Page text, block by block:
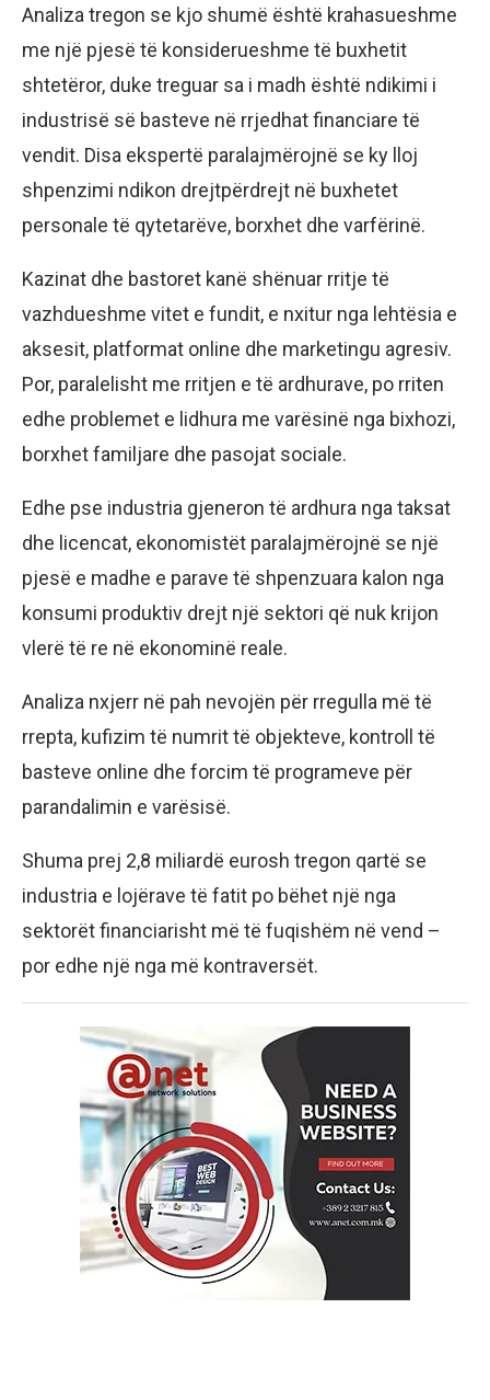
Analiza tregon se kjo shumë është krahasueshme
me një pjesë të konsiderueshme të buxhetit
shtetëror, duke treguar sa i madh është ndikimi i
industrisë së basteve në rrjedhat financiare të
vendit. Disa ekspertë paralajmërojnë se ky lloj
shpenzimi ndikon drejtpërdrejt në buxhetet
personale të qytetarëve, borxhet dhe varfërinë.
Kazinat dhe bastoret kanë shënuar rritje të
vazhdueshme vitet e fundit, e nxitur nga lehtësia e
aksesit, platformat online dhe marketingu agresiv.
Por, paralelisht me rritjen e të ardhurave, po rriten
edhe problemet e lidhura me varësinë nga bixhozi,
borxhet familjare dhe pasojat sociale.
Edhe pse industria gjeneron të ardhura nga taksat
dhe licencat, ekonomistët paralajmërojnë se një
pjesë e madhe e parave të shpenzuara kalon nga
konsumi produktiv drejt një sektori që nuk krijon
vlerë të re në ekonominë reale.
Analiza nxjerr në pah nevojën për rregulla më të
rrepta, kufizim të numrit të objekteve, kontroll të
basteve online dhe forcim të programeve për
parandalimin e varësisë.
Shuma prej 2,8 miliardë eurosh tregon qartë se
industria e lojërave të fatit po bëhet një nga
sektorët financiarisht më të fuqishëm në vend –
por edhe një nga më kontraversët.